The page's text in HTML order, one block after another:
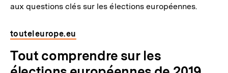
n
e
r
L
aux questions clés sur les élections européennes.
touteleurope.eu
E
Tout comprendre sur les